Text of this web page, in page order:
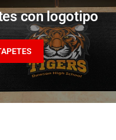
con logotipo